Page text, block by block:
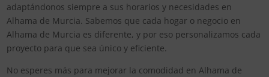
adaptándonos siempre a sus horarios y necesidades en
Alhama de Murcia. Sabemos que cada hogar o negocio en
Alhama de Murcia es diferente, y por eso personalizamos cada
proyecto para que sea único y eficiente.
No esperes más para mejorar la comodidad en Alhama de